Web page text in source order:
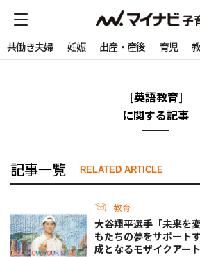
共働き夫婦 妊娠 出産・産後 育児
[英語教育]
に関する記事
記事一覧 RELATED ARTICLE
教育
大谷翔平選手「未来を
もたちの夢をサポート
成となるモザイクアー